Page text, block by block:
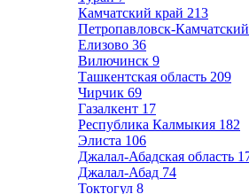
Камчатский край 213
Петропавловск-Камчатский
Елизово 36
Вилючинск 9
Ташкентская область 209
Чирчик 69
Газалкент 17
Республика Калмыкия 182
Элиста 106
Джалал-Абадская область
Джалал-Абад 74
Токтогул 8